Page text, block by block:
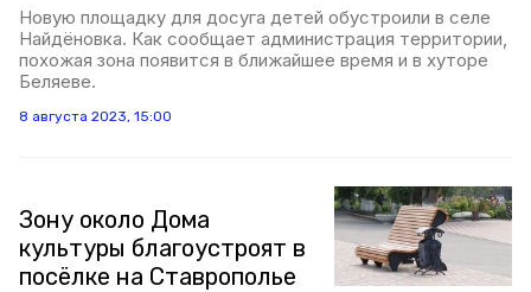
Новую площадку для досуга детей обустроили в селе
Найдёновка. Как сообщает администрация территории,
похожая зона появится в ближайшее время и в хуторе
Беляеве.
8 августа 2023, 15:00
Зону около Дома
культуры благоустроят в
посёлке на Ставрополье